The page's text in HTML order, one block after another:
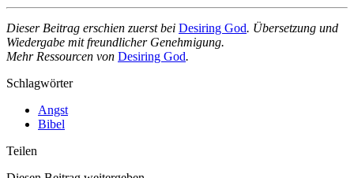
Dieser Beitrag erschien zuerst bei Desiring God. Übersetzung und
Wiedergabe mit freundlicher Genehmigung.
Mehr Ressourcen von Desiring God.
Schlagwörter
Angst
Bibel
Teilen